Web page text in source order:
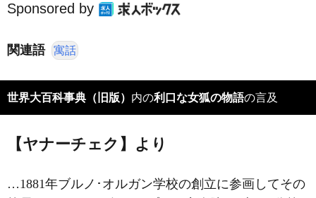
Sponsored by
関連語 寓話
世界大百科事典（旧版） 内の利口な女狐の物語の言及
【ヤナーチェク】より
…1881年ブルノ･オルガン学校の創立に参画してその